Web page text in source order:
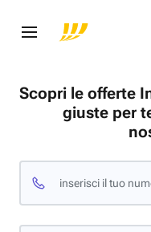
Scopri le offerte
giuste per
inserisci il tuo